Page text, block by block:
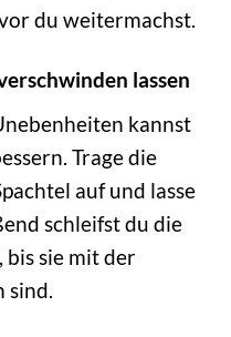
du weitermachst.
lassen
kannst
Trage die
auf und lasse
schleifst du die
bis sie mit der
sind.